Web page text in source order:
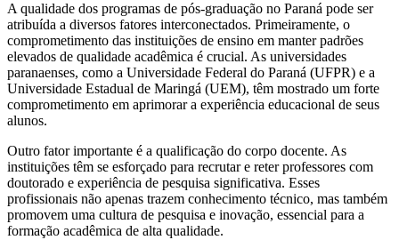
A qualidade dos programas de pós-graduação no Paraná pode ser
atribuída a diversos fatores interconectados. Primeiramente, o
comprometimento das instituições de ensino em manter padrões
elevados de qualidade acadêmica é crucial. As universidades
paranaenses, como a Universidade Federal do Paraná (UFPR) e a
Universidade Estadual de Maringá (UEM), têm mostrado um forte
comprometimento em aprimorar a experiência educacional de seus
alunos.
Outro fator importante é a qualificação do corpo docente. As
instituições têm se esforçado para recrutar e reter professores com
doutorado e experiência de pesquisa significativa. Esses
profissionais não apenas trazem conhecimento técnico, mas também
promovem uma cultura de pesquisa e inovação, essencial para a
formação acadêmica de alta qualidade.